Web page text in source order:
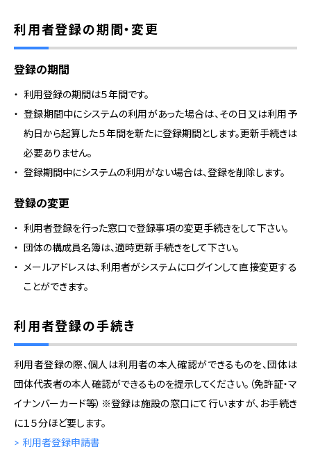
利用者登録の期間・変更
登録の期間
利用登録の期間は５年間です。
登録期間中にシステムの利用があった場合は、その日又は利用予
約日から起算した５年間を新たに登録期間とします。更新手続きは
必要ありません。
登録期間中にシステムの利用がない場合は、登録を削除します。
登録の変更
利用者登録を行った窓口で登録事項の変更手続きをして下さい。
団体の構成員名簿は、適時更新手続きをして下さい。
メールアドレスは、利用者がシステムにログインして直接変更する
ことができます。
利用者登録の手続き
利用者登録の際、個人は利用者の本人確認ができるものを、団体は
団体代表者の本人確認ができるものを提示してください。（免許証・マ
イナンバーカード等）※登録は施設の窓口にて行いますが、お手続き
に１５分ほど要します。
> 利用者登録申請書